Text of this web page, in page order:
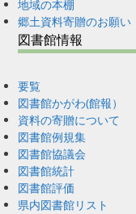
地域の本棚
郷土資料寄贈のお願い
図書館情報
要覧
図書館かがわ(館報）
資料の寄贈について
図書館例規集
図書館協議会
図書館統計
図書館評価
県内図書館リスト